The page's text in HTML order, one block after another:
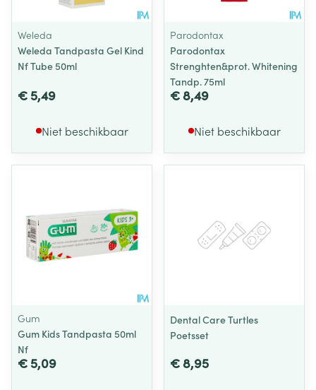
Weleda
Weleda Tandpasta Gel Kind
Nf Tube 50ml
€ 5,49
Niet beschikbaar
Parodontax
Parodontax
Strenghten&prot. Whitening
Tandp. 75ml
€ 8,49
Niet beschikbaar
Gum
Gum Kids Tandpasta 50ml
Nf
€ 5,09
Dental Care Turtles
Poetsset
€ 8,95